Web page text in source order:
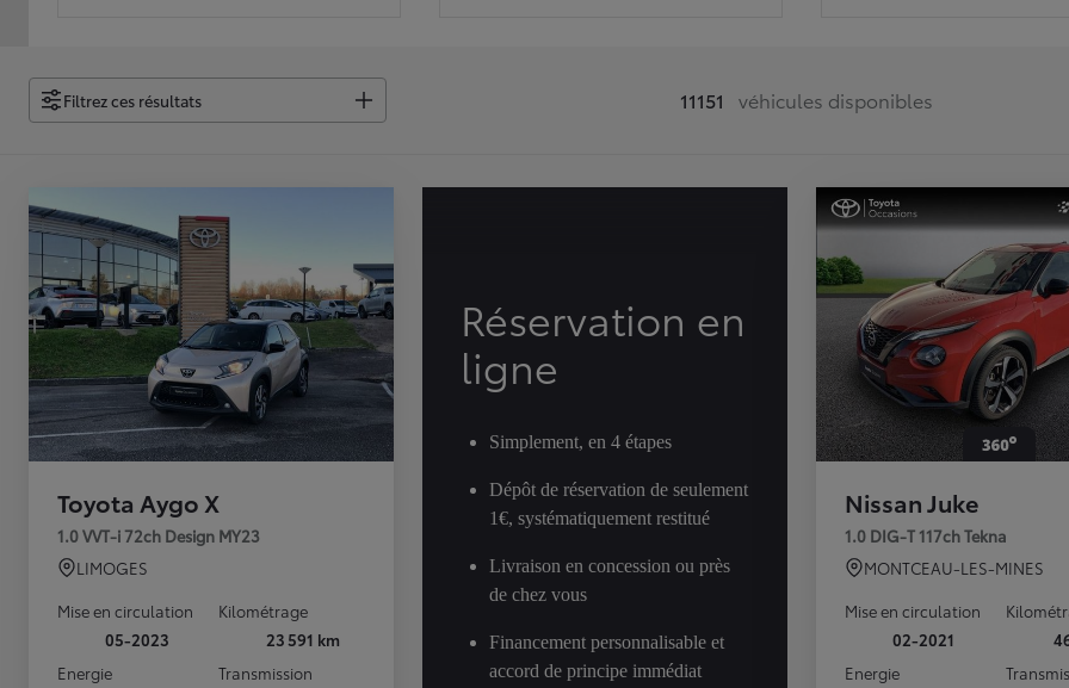
Filtrez ces résultats 11151 véhicules disponibles
Toyota Aygo X
1.0 VVT-i 72ch Design MY23
LIMOGES
Mise en circulation
05-2023
Kilométrage
23 591 km
Energie
Transmission
Réservation en
ligne
Simplement, en 4 étapes
Dépôt de réservation de seulement
1€, systématiquement restitué
Livraison en concession ou près
de chez vous
Financement personnalisable et
accord de principe immédiat
Nissan Juke
1.0 DIG-T 117ch Tekna
MONTCEAU-LES-MINES
Mise en circulation
02-2021
Energie